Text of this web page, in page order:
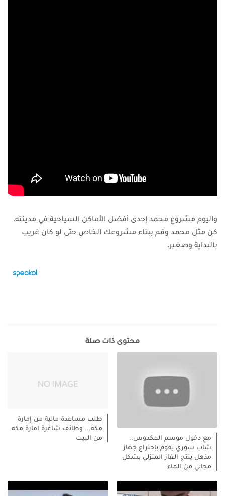
واليوم مشروع محمد إحدى أفضل الأماكن السياحية في مدينته،
كن مثل محمد وقم ببناء مشروعك الخاص حتى لو كان غريب
بالبداية وصغير.
محتوى ذات صلة
مع دخول موسم المكدوس..
شاب سوري يقوم بإختراع جهاز
مذهل ينتج الغاز المنزلي بشكل
مجاني من الماء
طلب مساعدة مالية من إمارة
مكة... وظائف شاغرة امارة مكة
من البيت